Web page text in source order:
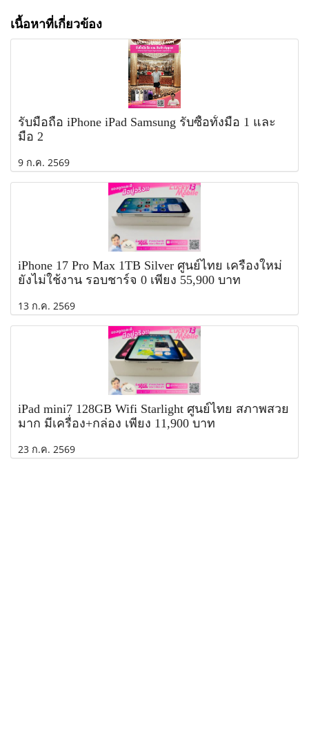
เนื้อหาที่เกี่ยวข้อง
รับมือถือ iPhone iPad Samsung รับซื้อทั้งมือ 1 และ
มือ 2
9 ก.ค. 2569
iPhone 17 Pro Max 1TB Silver ศูนย์ไทย เครื่องใหม่
ยังไม่ใช้งาน รอบชาร์จ 0 เพียง 55,900 บาท
13 ก.ค. 2569
iPad mini7 128GB Wifi Starlight ศูนย์ไทย สภาพสวย
มาก มีเครื่อง+กล่อง เพียง 11,900 บาท
23 ก.ค. 2569